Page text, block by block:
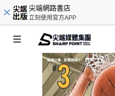
尖端網路書店
立刻使用官方APP